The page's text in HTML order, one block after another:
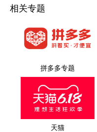
相关专题
拼多多专题
天猫